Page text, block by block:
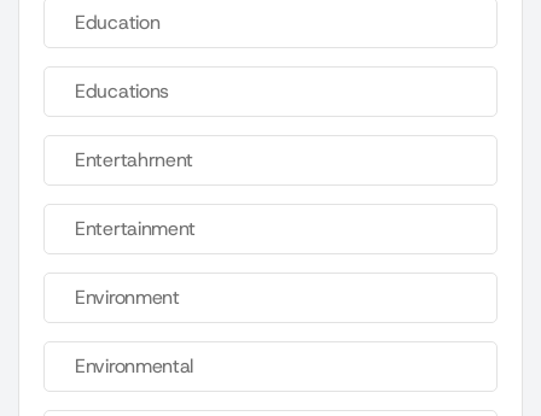
Education
Educations
Entertahrnent
Entertainment
Environment
Environmental